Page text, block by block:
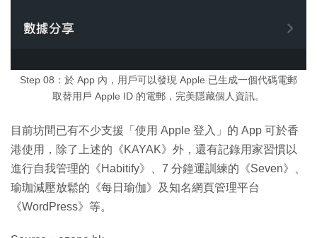
Step 08：於 App 內，用戶可以發現 Apple 已生成一個代碼電郵
取替用戶 Apple ID 的電郵，完美隱藏個人資訊。
目前坊間已有不少支援「使用 Apple 登入」的 App 可於香
港使用，除了上述的《KAYAK》外，還有記錄用家習慣以
進行自我管理的《Habitify》、7 分鐘運訓練的《Seven》、
瑜珈減壓放鬆的《每日瑜伽》及知名網頁管理平台
《WordPress》等。